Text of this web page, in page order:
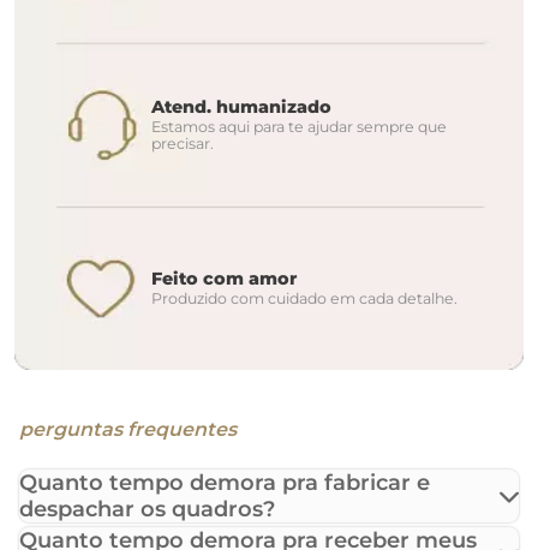
Atend. humanizado
Estamos aqui para te ajudar sempre que
precisar.
Feito com amor
Produzido com cuidado em cada detalhe.
perguntas frequentes
Quanto tempo demora pra fabricar e
despachar os quadros?
Quanto tempo demora pra receber meus